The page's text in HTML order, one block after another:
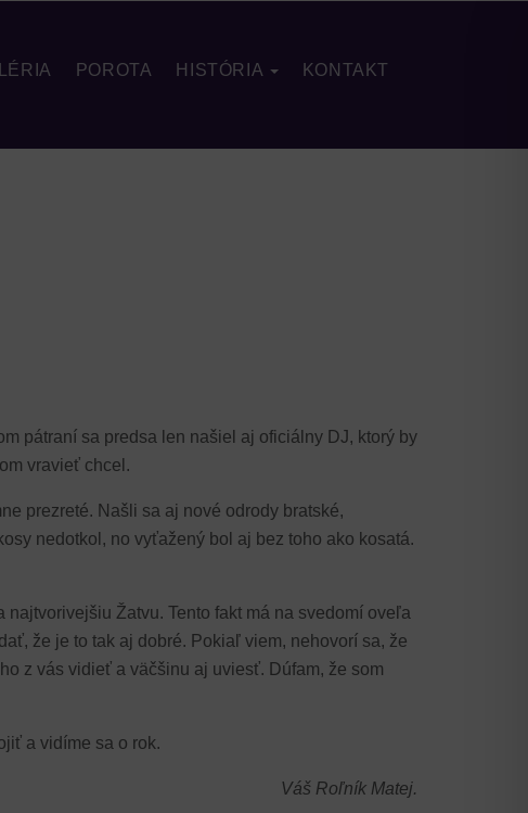
POROTA HISTÓRIA KONTAKT
pátraní sa predsa len našiel aj oficiálny DJ, ktorý by
vravieť chcel.
prezreté. Našli sa aj nové odrody bratské,
nedotkol, no vyťažený bol aj bez toho ako kosatá.
Žatvu. Tento fakt má na svedomí oveľa
že je to tak aj dobré. Pokiaľ viem, nehovorí sa, že
z vás vidieť a väčšinu aj uviesť. Dúfam, že som
a vidíme sa o rok.
Váš Roľník Matej.